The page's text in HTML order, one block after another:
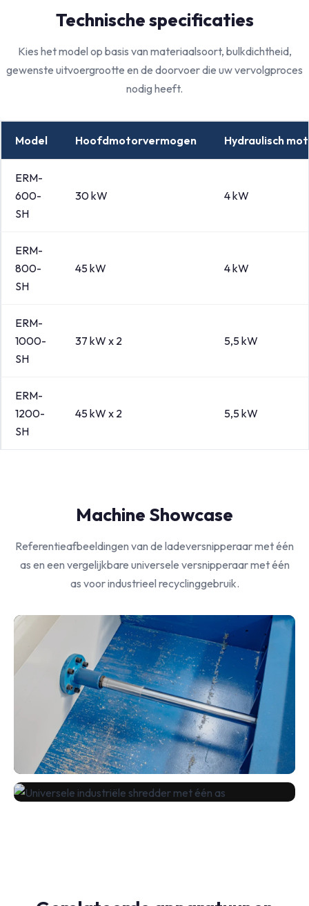
Technische specificaties
Kies het model op basis van materiaalsoort, bulkdichtheid,
gewenste uitvoergrootte en de doorvoer die uw vervolgproces
nodig heeft.
Model Hoofdmotorvermogen Hydraulisch
ERM-
600-
SH
30 kW 4 kW
ERM-
800-
SH
45 kW 4 kW
ERM-
1000-
SH
37 kW x 2 5,5 kW
ERM-
1200-
SH
45 kW x 2 5,5 kW
Machine Showcase
Referentieafbeeldingen van de ladeversnipperaar met één
as en een vergelijkbare universele versnipperaar met één
as voor industrieel recyclinggebruik.